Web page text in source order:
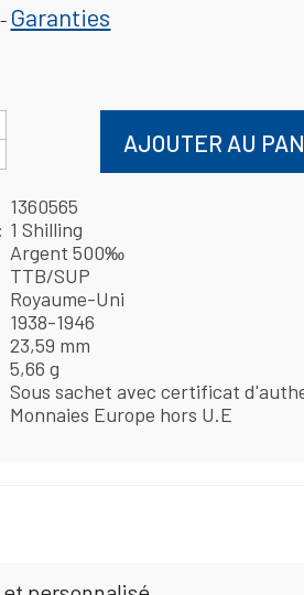
Garanties
AJOUTER AU
1360565
1 Shilling
Argent 500‰
TTB/SUP
Royaume-Uni
1938-1946
23,59 mm
5,66 g
Sous sachet avec certificat
Monnaies Europe hors U.E